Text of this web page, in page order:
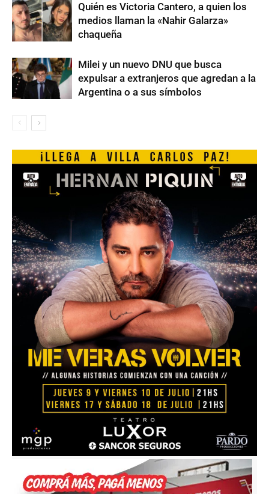
Quién es Victoria Cantero, a quien los
medios llaman la «Nahir Galarza»
chaqueña
Milei y un nuevo DNU que busca
expulsar a extranjeros que agredan a la
Argentina o a sus símbolos